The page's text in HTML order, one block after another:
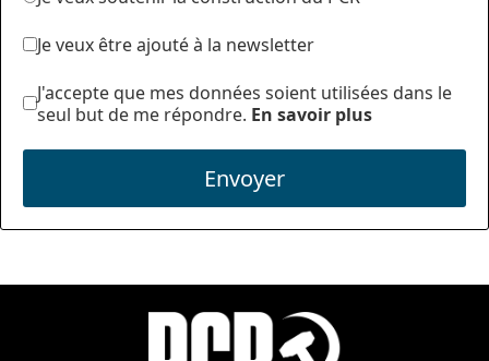
Je veux être ajouté à la newsletter
J'accepte que mes données soient utilisées dans le
seul but de me répondre. En savoir plus
Envoyer